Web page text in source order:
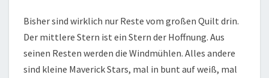
Bisher sind wirklich nur Reste vom großen Quilt drin.
Der mittlere Stern ist ein Stern der Hoffnung. Aus
seinen Resten werden die Windmühlen. Alles andere
sind kleine Maverick Stars, mal in bunt auf weiß, mal